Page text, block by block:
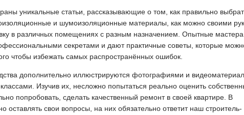
уникальные статьи, рассказывающие о том, как правильно
и шумоизоляционные материалы, как можно своими
в различных помещениях с разным назначением. Опытные мастера
секретами и дают практичные советы, которые
чтобы избежать самых распространённых ошибок.
дополнительно иллюстрируются фотографиями и
Изучив их, несложно попытаться реально оценить
попробовать, сделать качественный ремонт в своей квартире. В
оставлять свои вопросы, на них обязательно ответит наш строитель-